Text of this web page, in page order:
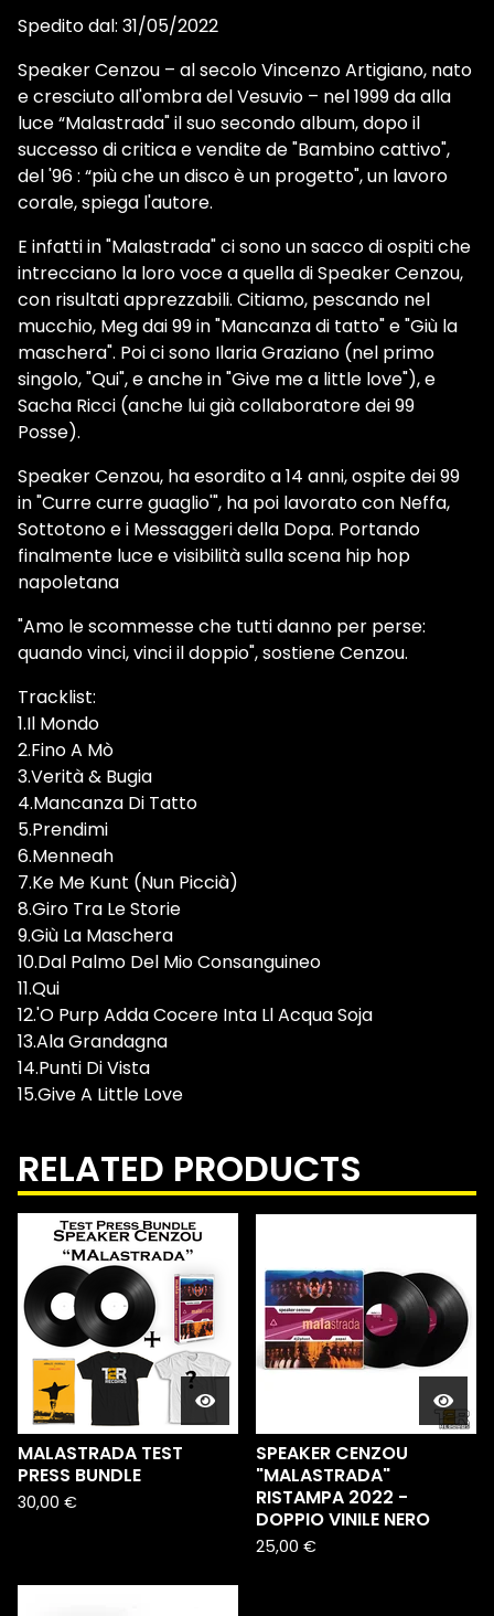
Spedito dal: 31/05/2022
Speaker Cenzou – al secolo Vincenzo Artigiano, nato
e cresciuto all'ombra del Vesuvio – nel 1999 da alla
luce “Malastrada" il suo secondo album, dopo il
successo di critica e vendite de "Bambino cattivo",
del '96 : “più che un disco è un progetto", un lavoro
corale, spiega l'autore.
E infatti in "Malastrada" ci sono un sacco di ospiti che
intrecciano la loro voce a quella di Speaker Cenzou,
con risultati apprezzabili. Citiamo, pescando nel
mucchio, Meg dai 99 in "Mancanza di tatto" e "Giù la
maschera". Poi ci sono Ilaria Graziano (nel primo
singolo, "Qui", e anche in "Give me a little love"), e
Sacha Ricci (anche lui già collaboratore dei 99
Posse).
Speaker Cenzou, ha esordito a 14 anni, ospite dei 99
in "Curre curre guaglio'", ha poi lavorato con Neffa,
Sottotono e i Messaggeri della Dopa. Portando
finalmente luce e visibilità sulla scena hip hop
napoletana
"Amo le scommesse che tutti danno per perse:
quando vinci, vinci il doppio", sostiene Cenzou.
Tracklist:
1.Il Mondo
2.Fino A Mò
3.Verità & Bugia
4.Mancanza Di Tatto
5.Prendimi
6.Menneah
7.Ke Me Kunt (Nun Piccià)
8.Giro Tra Le Storie
9.Giù La Maschera
10.Dal Palmo Del Mio Consanguineo
11.Qui
12.'O Purp Adda Cocere Inta Ll Acqua Soja
13.Ala Grandagna
14.Punti Di Vista
15.Give A Little Love
RELATED PRODUCTS
MALASTRADA TEST
PRESS BUNDLE
30,00 €
SPEAKER CENZOU
"MALASTRADA"
RISTAMPA 2022 -
DOPPIO VINILE NERO
25,00 €